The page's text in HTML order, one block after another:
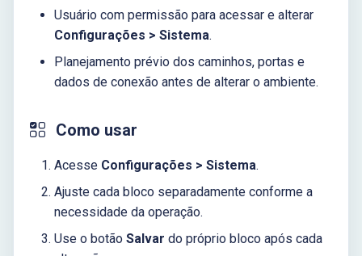
Usuário com permissão para acessar e alterar
Configurações > Sistema.
Planejamento prévio dos caminhos, portas e
dados de conexão antes de alterar o ambiente.
Como usar
Acesse Configurações > Sistema.
Ajuste cada bloco separadamente conforme a
necessidade da operação.
Use o botão Salvar do próprio bloco após cada